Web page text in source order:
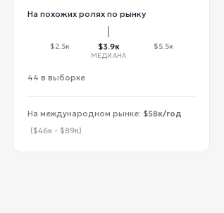
На похожих ролях по рынку
$2.5к $3.9к
МЕДИАНА
$5.5к
44 в выборке
На международном рынке: $58к/год
($46к - $89к)